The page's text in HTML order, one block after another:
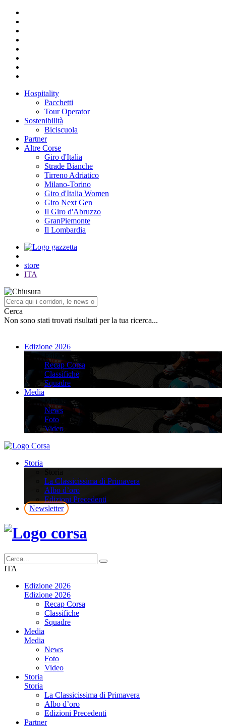
Hospitality
Pacchetti
Tour Operator
Sostenibilità
Biciscuola
Partner
Altre Corse
Giro d'Italia
Strade Bianche
Tirreno Adriatico
Milano-Torino
Giro d'Italia Women
Giro Next Gen
Il Giro d'Abruzzo
GranPiemonte
Il Lombardia
store
ITA
Cerca
Non sono stati trovati risultati per la tua ricerca...
Edizione 2026
Edizione 2026
Recap Corsa
Classifiche
Squadre
Media
Media
News
Foto
Video
Storia
La Classicissima di Primavera
Albo d’oro
Edizioni Precedenti
Newsletter
ITA
Edizione 2026
Edizione 2026
Recap Corsa
Classifiche
Squadre
Media
Media
News
Foto
Video
Storia
Storia
La Classicissima di Primavera
Albo d’oro
Edizioni Precedenti
Partner